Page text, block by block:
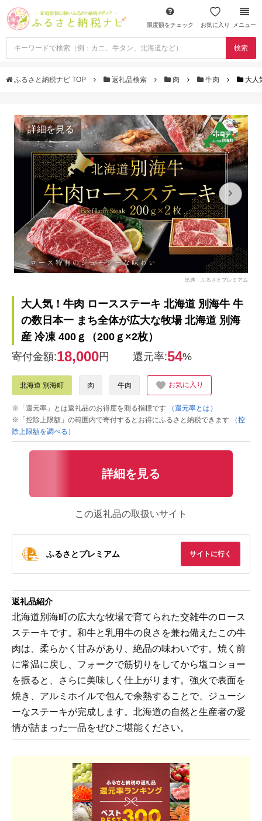
限度額をチェック お気に入り メニュー
検索
ふるさと納税ナビ TOP 返礼品検索 肉 牛肉 大人
詳細を見る
出典：ふるさとプレミアム
大人気！牛肉 ロースステーキ 北海道 別海牛 牛
の数日本一 まち全体が広大な牧場 北海道 別海
産 冷凍 400ｇ（200ｇ×2枚）
寄付金額:18,000円 還元率:54%
北海道 別海町 肉 牛肉 お気に入り
※「還元率」とは返礼品のお得度を測る指標です
（還元率とは）
※「控除上限額」の範囲内で寄付するとお得にふるさと納税できます
（控
除上限額を調べる）
詳細を見る
この返礼品の取扱いサイト
ふるさとプレミアム サイトに行く
返礼品紹介
北海道別海町の広大な牧場で育てられた交雑牛のロース
ステーキです。和牛と乳用牛の良さを兼ね備えたこの牛
肉は、柔らかく甘みがあり、絶品の味わいです。焼く前
に常温に戻し、フォークで筋切りをしてから塩コショー
を振ると、さらに美味しく仕上がります。強火で表面を
焼き、アルミホイルで包んで余熱することで、ジューシ
ーなステーキが完成します。北海道の自然と生産者の愛
情が詰まった一品をぜひご堪能ください。